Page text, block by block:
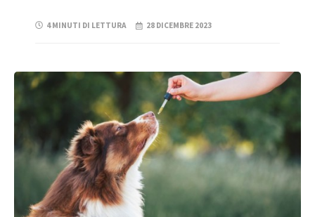
4 MINUTI DI LETTURA 28 DICEMBRE 2023